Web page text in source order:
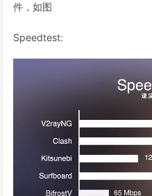
件，如图
Speedtest: